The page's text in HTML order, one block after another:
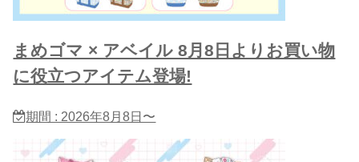
まめゴマ × アベイル 8月8日よりお買い物
に役立つアイテム登場!
期間 : 2026年8月8日〜